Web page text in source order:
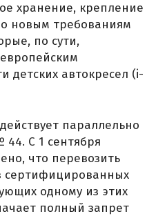
хранение, крепление
новым требованиям
по сути,
детских автокресел (i-
параллельно
С 1 сентября
что перевозить
сертифицированных
одному из этих
полный запрет